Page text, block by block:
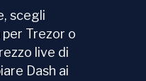
scegli
per Trezor o
live di
Dash ai